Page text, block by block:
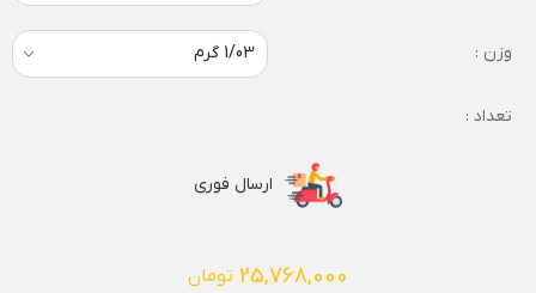
وزن :
تعداد :
ارسال فوری
25,768,000 تومان